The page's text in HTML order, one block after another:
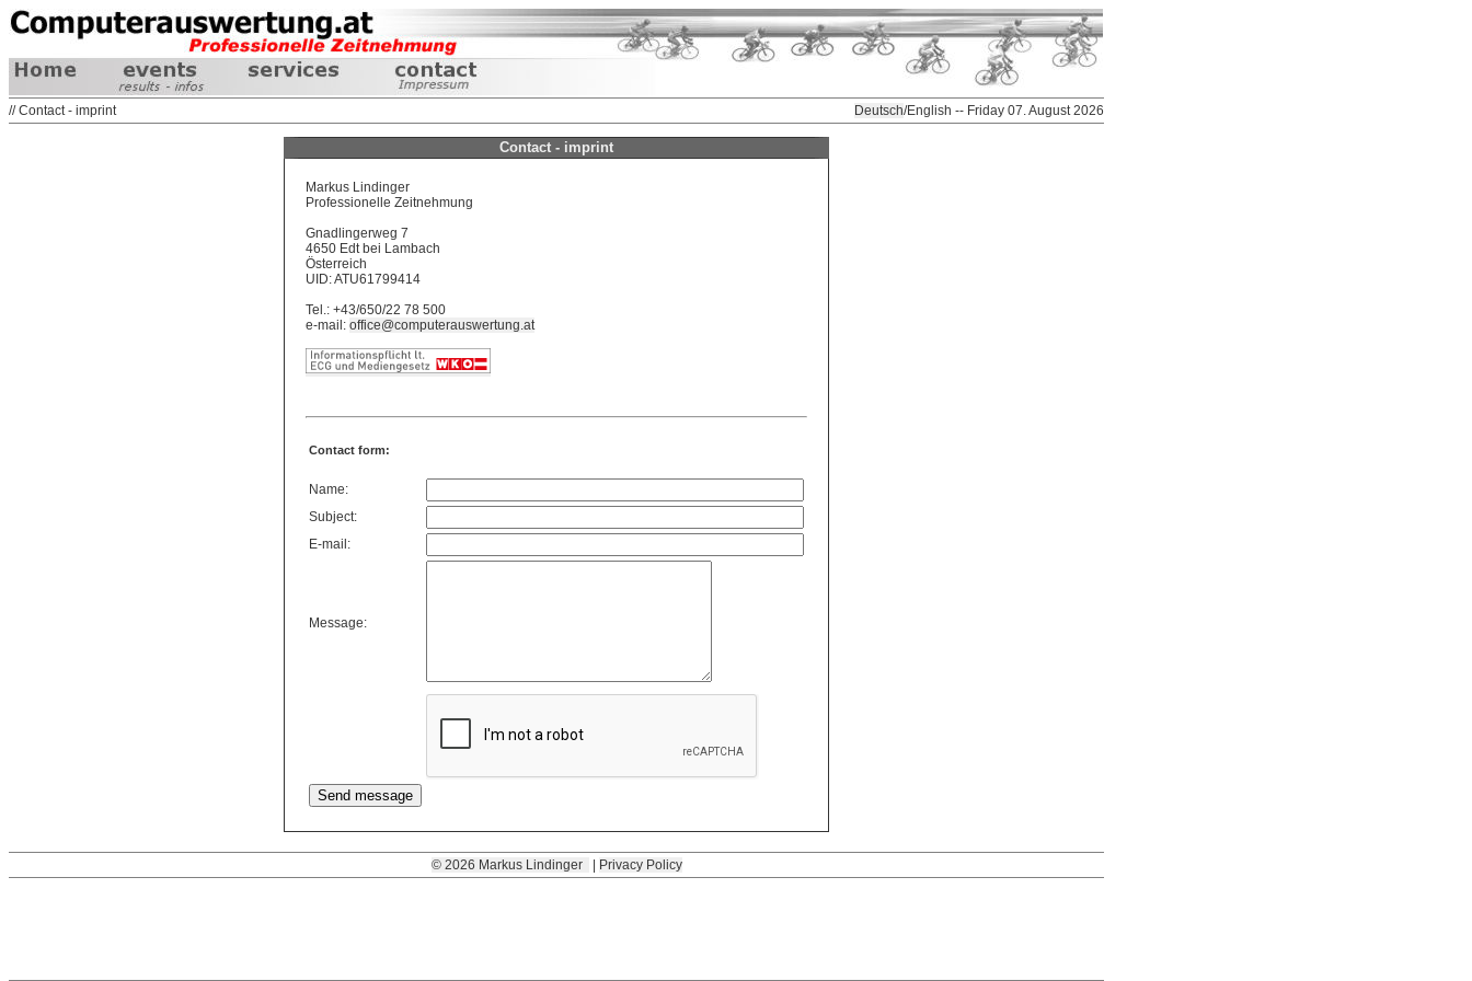
// Contact - imprint Deutsch/English -- Friday 07. August 2026
Contact - imprint
Markus Lindinger
Professionelle Zeitnehmung
Gnadlingerweg 7
4650 Edt bei Lambach
Österreich
UID: ATU61799414
Tel.: +43/650/22 78 500
e-mail: office@computerauswertung.at
Contact form:
Name:
Subject:
E-mail:
Message:
© 2026 Markus Lindinger Privacy Policy